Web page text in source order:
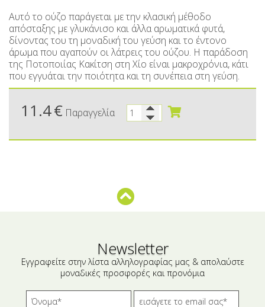
Κεραλοιφές
Set Καλλυντικών
Μακιγιάζ
Αλμυρά snacks
Τουρσιά
Ροφήματα
Αλάτι
Διάφορα
Αυτό το ούζο παράγεται με την κλασική μέθοδο
απόσταξης με γλυκάνισο και άλλα αρωματικά φυτά,
δίνοντας του τη μοναδική του γεύση και το έντονο
άρωμα που αγαπούν οι λάτρεις του ούζου. Η παράδοση
της Ποτοποιίας Κακίτση στη Χίο είναι μακροχρόνια, κάτι
που εγγυάται την ποιότητα και τη συνέπεια στη γεύση.
11.4€ Παραγγελία
Newsletter
Εγγραφείτε στην λίστα αλληλογραφίας μας & απολαύστε
μοναδικές προσφορές και προνόμια